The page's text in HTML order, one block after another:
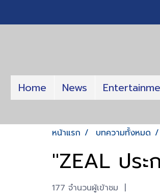
Home News
หน้าแรก บทความทั้งหมด
"ZEAL ปร
177 จำนวนผู้เข้าชม |